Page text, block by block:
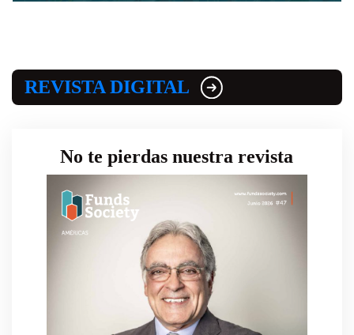
REVISTA DIGITAL
No te pierdas nuestra revista